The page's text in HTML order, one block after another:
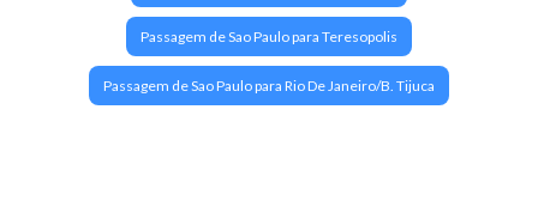
Passagem de Sao Paulo para Teresopolis
Passagem de Sao Paulo para Rio De Janeiro/B. Tijuca